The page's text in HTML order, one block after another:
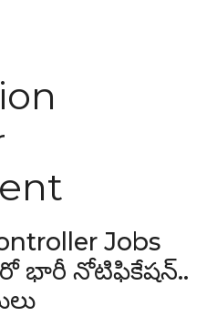
Jobs
భారీ నోటిఫికేషన్..